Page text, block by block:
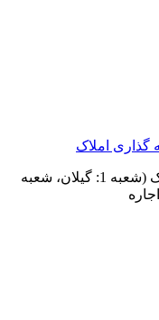
کاسپی لند برند معتبر سرمایه گذاری املاک (شعبه 1: گیلان، شعبه